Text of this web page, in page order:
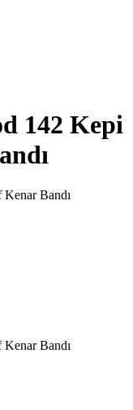
142 Kepi
Bandı
Bandı